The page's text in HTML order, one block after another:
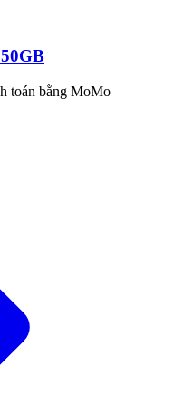
toán bằng MoMo